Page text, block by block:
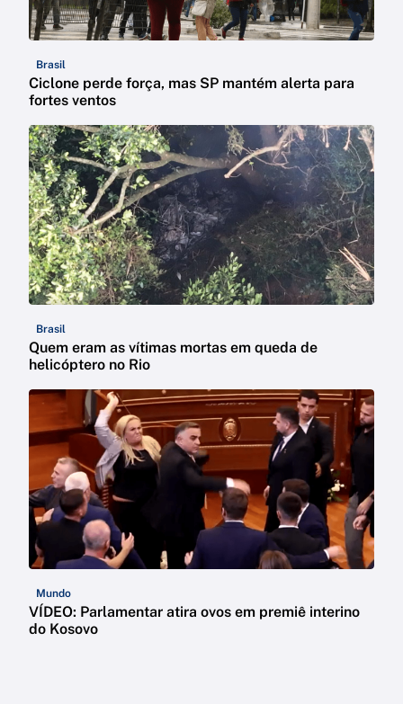
Brasil
Ciclone perde força, mas SP mantém alerta para
fortes ventos
Brasil
Quem eram as vítimas mortas em queda de
helicóptero no Rio
Mundo
VÍDEO: Parlamentar atira ovos em premiê interino
do Kosovo